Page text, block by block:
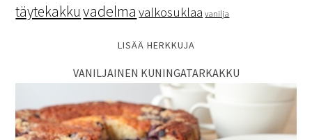
täytekakkuvadelma valkosuklaa vanilja
LISÄÄ HERKKUJA
VANILJAINEN KUNINGATARKAKKU